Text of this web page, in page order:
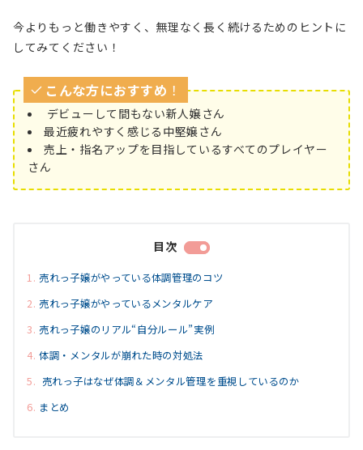
今よりもっと働きやすく、無理なく長く続けるためのヒントに
してみてください！
こんな方におすすめ ！
デビューして間もない新人嬢さん
最近疲れやすく感じる中堅嬢さん
売上・指名アップを目指しているすべてのプレイヤー
さん
目次
売れっ子嬢がやっている体調管理のコツ
売れっ子嬢がやっているメンタルケア
売れっ子嬢のリアル“自分ルール”実例
体調・メンタルが崩れた時の対処法
売れっ子はなぜ体調＆メンタル管理を重視しているのか
まとめ